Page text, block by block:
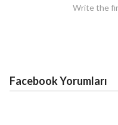
Write the
Facebook Yorumları